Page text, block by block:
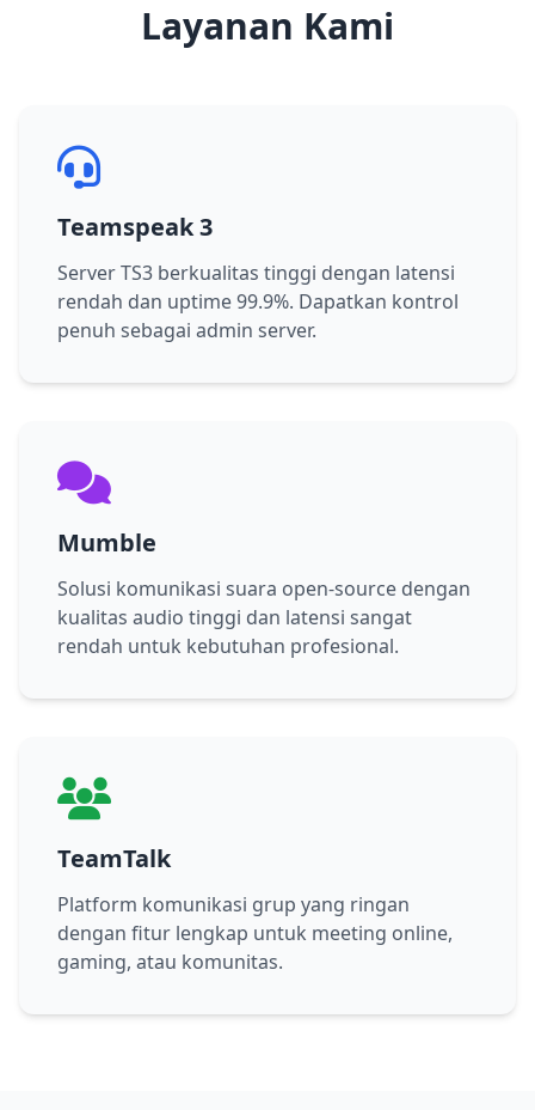
Layanan Kami
Teamspeak 3
Server TS3 berkualitas tinggi dengan latensi
rendah dan uptime 99.9%. Dapatkan kontrol
penuh sebagai admin server.
Mumble
Solusi komunikasi suara open-source dengan
kualitas audio tinggi dan latensi sangat
rendah untuk kebutuhan profesional.
TeamTalk
Platform komunikasi grup yang ringan
dengan fitur lengkap untuk meeting online,
gaming, atau komunitas.